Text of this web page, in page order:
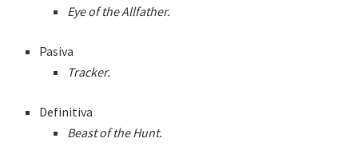
Eye of the Allfather.
Pasiva
Tracker.
Definitiva
Beast of the Hunt.